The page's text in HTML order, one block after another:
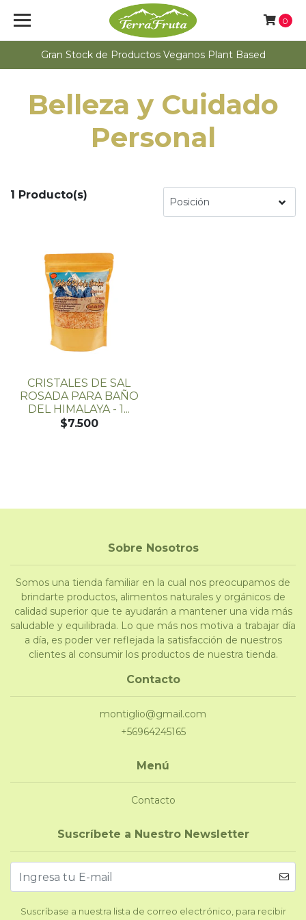
Gran Stock de Productos Veganos Plant Based
0
Belleza y Cuidado
Personal
1 Producto(s)
CRISTALES DE SAL
ROSADA PARA BAÑO
DEL HIMALAYA - 1...
$7.500
Sobre Nosotros
Somos una tienda familiar en la cual nos preocupamos de
brindarte productos, alimentos naturales y orgánicos de
calidad superior que te ayudarán a mantener una vida más
saludable y equilibrada. Lo que más nos motiva a trabajar día
a día, es poder ver reflejada la satisfacción de nuestros
clientes al consumir los productos de nuestra tienda.
Contacto
montiglio@gmail.com
+56964245165
Menú
Contacto
Suscríbete a Nuestro Newsletter
Suscríbase a nuestra lista de correo electrónico, para recibir